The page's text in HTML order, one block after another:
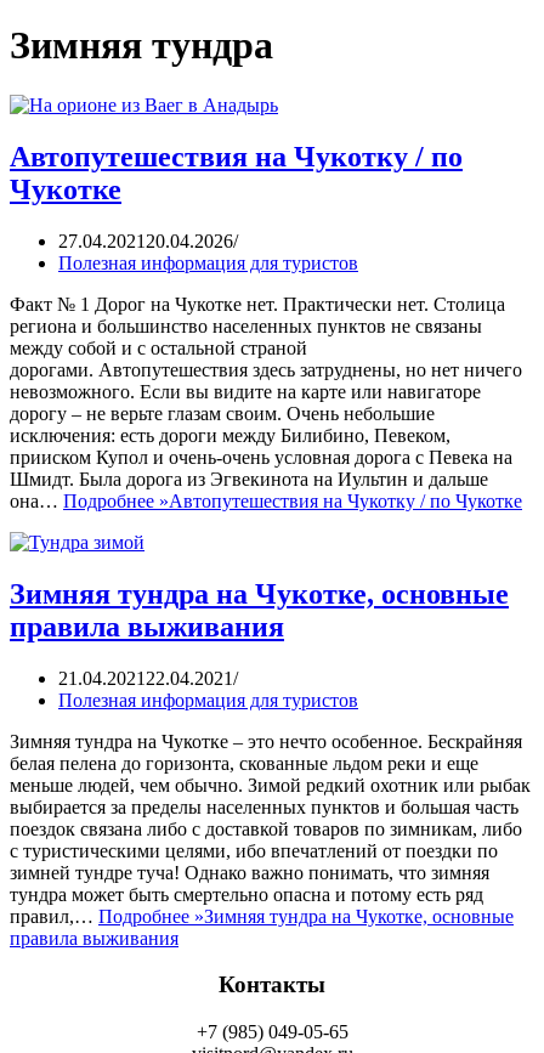
Зимняя тундра
Автопутешествия на Чукотку / по
Чукотке
27.04.2021 20.04.2026
Полезная информация для туристов
Факт № 1 Дорог на Чукотке нет. Практически нет. Столица
региона и большинство населенных пунктов не связаны
между собой и с остальной страной
дорогами. Автопутешествия здесь затруднены, но нет ничего
невозможного. Если вы видите на карте или навигаторе
дорогу – не верьте глазам своим. Очень небольшие
исключения: есть дороги между Билибино, Певеком,
прииском Купол и очень-очень условная дорога с Певека на
Шмидт. Была дорога из Эгвекинота на Иультин и дальше
она… Подробнее »Автопутешествия на Чукотку / по Чукотке
Зимняя тундра на Чукотке, основные
правила выживания
21.04.2021 22.04.2021
Полезная информация для туристов
Зимняя тундра на Чукотке – это нечто особенное. Бескрайняя
белая пелена до горизонта, скованные льдом реки и еще
меньше людей, чем обычно. Зимой редкий охотник или рыбак
выбирается за пределы населенных пунктов и большая часть
поездок связана либо с доставкой товаров по зимникам, либо
с туристическими целями, ибо впечатлений от поездки по
зимней тундре туча! Однако важно понимать, что зимняя
тундра может быть смертельно опасна и потому есть ряд
правил,… Подробнее »Зимняя тундра на Чукотке, основные
правила выживания
Контакты
+7 (985) 049-05-65